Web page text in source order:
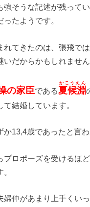
強そうな記述が残って
たようです。
れてきたのは、張飛で
だからかもしれません
の家臣である夏候淵
かこうえん
結婚しています。
か13,4歳であったと言わ
プロポーズを受けるほ
婦仲があまり上手くい